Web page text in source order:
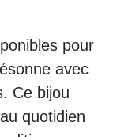
pour
avec
Ce bijou
quotidien